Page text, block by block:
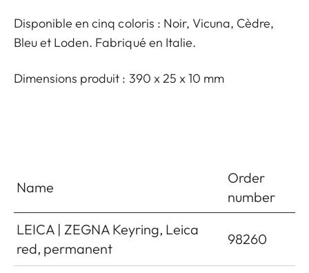
Disponible en cinq coloris : Noir, Vicuna, Cèdre,
Bleu et Loden. Fabriqué en Italie.
Dimensions produit : 390 x 25 x 10 mm
Name
Order
number
LEICA | ZEGNA Keyring, Leica
red, permanent
98260